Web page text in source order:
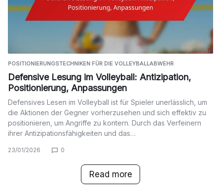
POSITIONIERUNGSTECHNIKEN FÜR DIE VOLLEYBALLABWEHR
Defensive Lesung im Volleyball: Antizipation,
Positionierung, Anpassungen
Defensives Lesen im Volleyball ist für Spieler unerlässlich, um
die Aktionen der Gegner vorherzusehen und sich effektiv zu
positionieren, um Angriffe zu kontern. Durch das Verfeinern
ihrer Antizipationsfähigkeiten und das…
23/01/2026 0
Read more